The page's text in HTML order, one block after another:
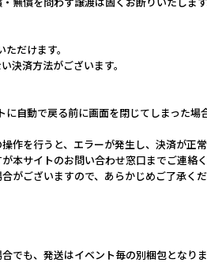
だけます。
決済方法がございます。
に自動で戻る前に画面を閉じてしまった
作を行うと、エラーが発生し、決済が正
本サイトのお問い合わせ窓口までご連絡く
がございますので、あらかじめご了承くだ
でも、発送はイベント毎の別梱包となりま